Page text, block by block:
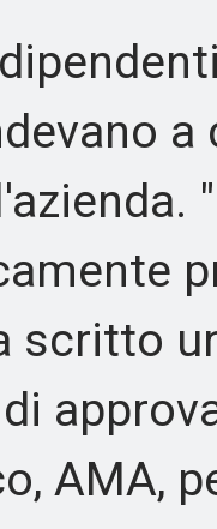
a
scritto
AMA,